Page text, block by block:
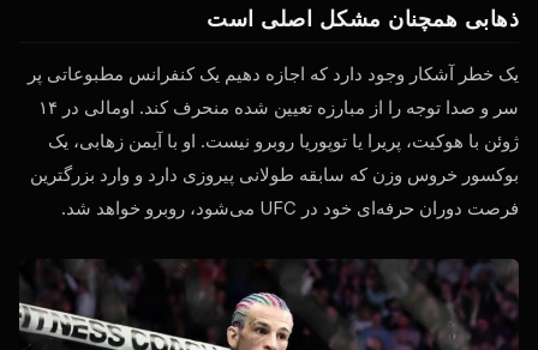
ذهابی همچنان مشکل اصلی است
یک خطر آشکار وجود دارد که اجازه دهیم یک کنفرانس مطبوعاتی پر
سر و صدا توجه را از مبارزه تعیین شده منحرف کند. اومالی در ۱۴
ژوئن با هوکیت، پریرا یا توپوریا روبرو نیست. او با آیمن زهابی، یک
بوکسور خروس وزن که سابقه طولانی پیروزی دارد و وارد بزرگترین
فرصت دوران حرفه‌ای خود در UFC می‌شود، روبرو خواهد شد.